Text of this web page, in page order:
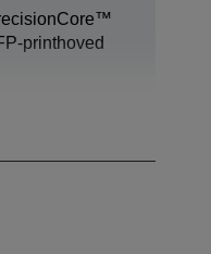
printhoved